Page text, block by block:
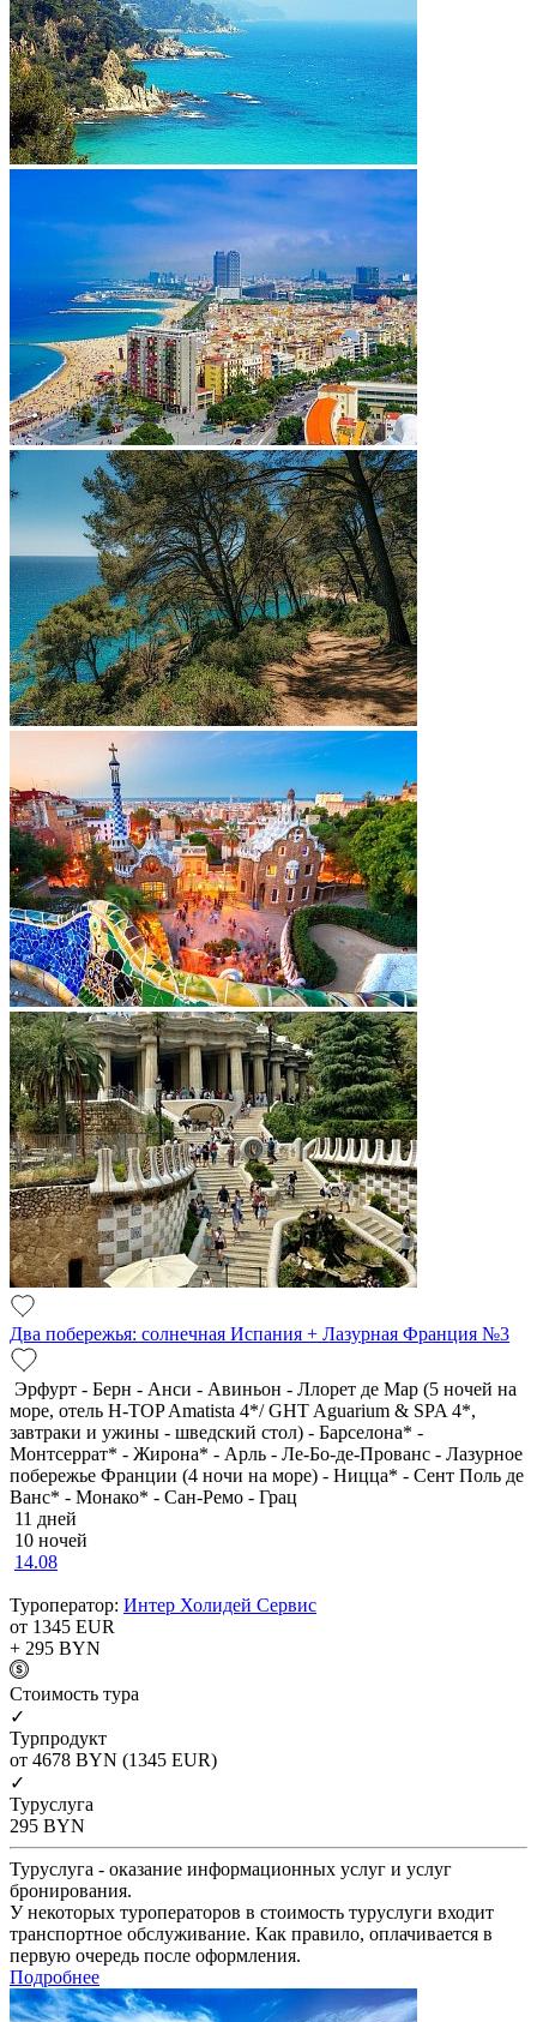
Два побережья: солнечная Испания + Лазурная Франция №3
Эрфурт - Берн - Анси - Авиньон - Ллорет де Мар (5 ночей на
море, отель H-TOP Amatista 4*/ GHT Aguarium & SPA 4*,
завтраки и ужины - шведский стол) - Барселона* -
Монтсеррат* - Жирона* - Арль - Ле-Бо-де-Прованс - Лазурное
побережье Франции (4 ночи на море) - Ницца* - Сент Поль де
Ванс* - Монако* - Сан-Ремо - Грац
11 дней
10 ночей
14.08
Туроператор: Интер Холидей Сервис
от 1345 EUR
+ 295 BYN
Cтоимость тура
✓
Турпродукт
от 4678 BYN (1345 EUR)
✓
Туруслуга
295 BYN
Туруслуга - оказание информационных услуг и услуг
бронирования.
У некоторых туроператоров в стоимость туруслуги входит
транспортное обслуживание. Как правило, оплачивается в
первую очередь после оформления.
Подробнее